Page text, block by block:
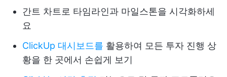
간트 차트로 타임라인과 마일스톤을 시각화하세
요
ClickUp 대시보드를 활용하여 모든 투자 진행 상
황을 한 곳에서 손쉽게 보기